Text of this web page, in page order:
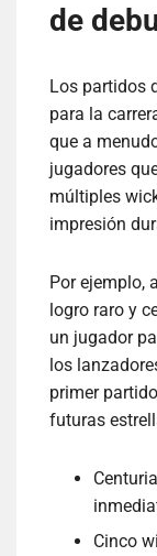
de
Los partidos
para la
que a
jugadores
múltiples
impresión
Por ejemplo,
logro raro y
un jugador
los
primer
futuras
Cinco